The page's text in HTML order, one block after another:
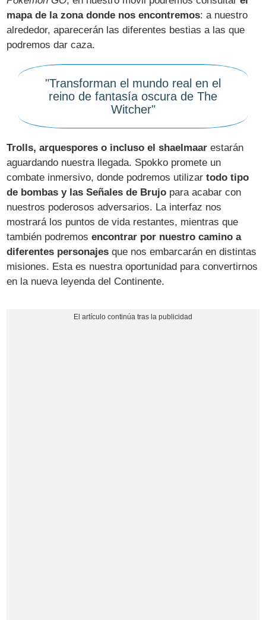
mapa de la zona donde nos encontremos: a nuestro
alrededor, aparecerán las diferentes bestias a las que
podremos dar caza.
"Transforman el mundo real en el
reino de fantasía oscura de The
Witcher"
Trolls, arquespores o incluso el shaelmaar estarán
aguardando nuestra llegada. Spokko promete un
combate inmersivo, donde podremos utilizartodo tipo
de bombas y las Señales de Brujo para acabar con
nuestros poderosos adversarios. La interfaz nos
mostrará los puntos de vida restantes, mientras que
también podremosencontrar por nuestro camino a
diferentes personajes que nos embarcarán en distintas
misiones. Esta es nuestra oportunidad para convertirnos
en la nueva leyenda del Continente.